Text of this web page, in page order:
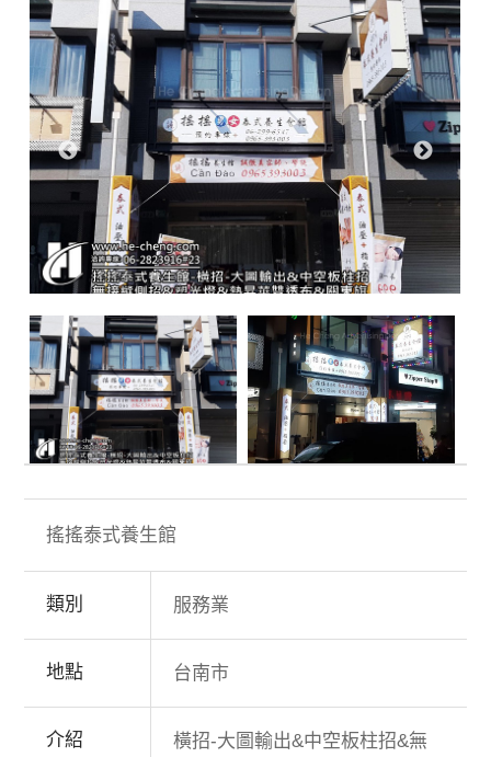
搖搖泰式養生館
類別 服務業
地點 台南市
介紹
橫招-大圖輸出&中空板柱招&無